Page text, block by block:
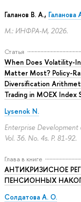
Галанов В. А., Галанова
М.: ИНФРА-М, 2026.
Статья
When Does Volatility-
Matter Most? Policy-
Diversification
Trading in MOEX Index
Lysenok N.
Enterprise
Vol. 36. No. 4s. P. 81-92.
Глава в книге
АНТИКРИЗИСНОЕ
ПЕНСИОННЫХ
Солдатова А. О.